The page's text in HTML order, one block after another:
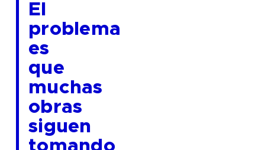
El
problema
es
que
muchas
obras
siguen